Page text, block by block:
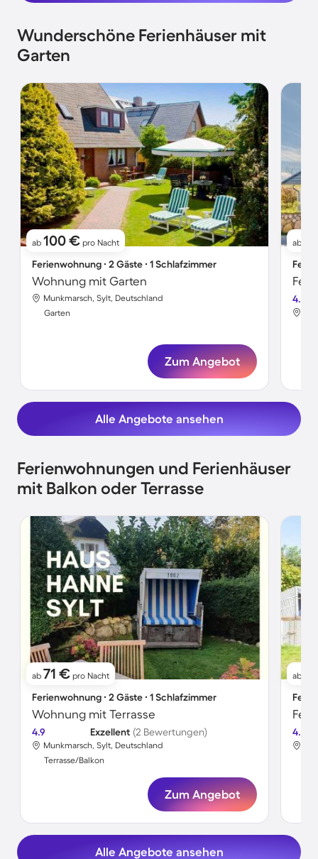
Wunderschöne Ferienhäuser mit
Garten
ab 100 € pro Nacht
Ferienwohnung ∙ 2 Gäste ∙ 1 Schlafzimmer
Wohnung mit Garten
Munkmarsch, Sylt, Deutschland
Garten
Zum Angebot
ab
4.5
Alle Angebote ansehen
Ferienwohnungen und Ferienhäuser
mit Balkon oder Terrasse
ab 71 € pro Nacht
Ferienwohnung ∙ 2 Gäste ∙ 1 Schlafzimmer
Wohnung mit Terrasse
4.9 Exzellent (2 Bewertungen)
Munkmarsch, Sylt, Deutschland
Terrasse/Balkon
Zum Angebot
ab
4.3
Alle Angebote ansehen